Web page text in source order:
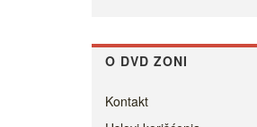
O DVD ZONI
Kontakt